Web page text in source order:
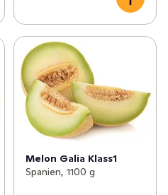
Melon Galia Klass1
Spanien, 1100 g